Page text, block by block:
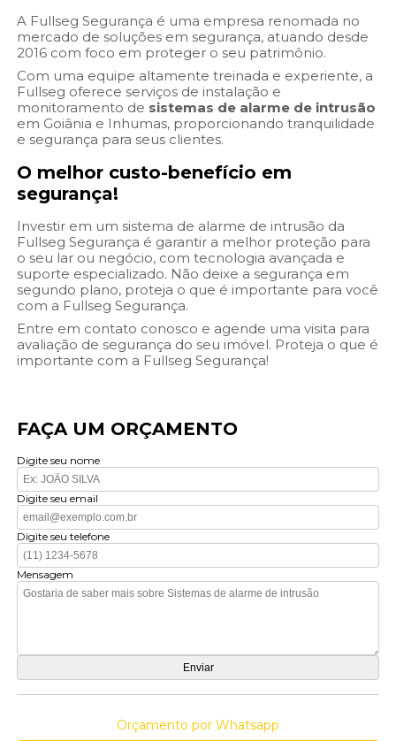
A Fullseg Segurança é uma empresa renomada no
mercado de soluções em segurança, atuando desde
2016 com foco em proteger o seu patrimônio.
Com uma equipe altamente treinada e experiente, a
Fullseg oferece serviços de instalação e
monitoramento de sistemas de alarme de intrusão
em Goiânia e Inhumas, proporcionando tranquilidade
e segurança para seus clientes.
O melhor custo-benefício em
segurança!
Investir em um sistema de alarme de intrusão da
Fullseg Segurança é garantir a melhor proteção para
o seu lar ou negócio, com tecnologia avançada e
suporte especializado. Não deixe a segurança em
segundo plano, proteja o que é importante para você
com a Fullseg Segurança.
Entre em contato conosco e agende uma visita para
avaliação de segurança do seu imóvel. Proteja o que é
importante com a Fullseg Segurança!
FAÇA UM ORÇAMENTO
Digite seu nome
Digite seu email
Digite seu telefone
Mensagem
Orçamento por Whatsapp